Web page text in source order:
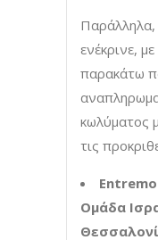
Παράλληλα,
ενέκρινε,
παρακάτω
κωλύματος
τις
Ομάδα